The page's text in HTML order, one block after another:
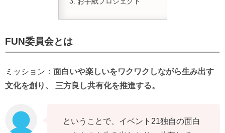
FUN委員会とは
ミッション： 面白いや楽しいをワクワクしながら生み出す
文化を創り、 三方良し共有化を推進する。
ということで、イベント21独自の面白